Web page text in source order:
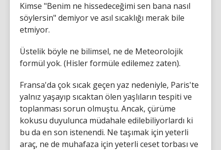
Kimse "Benim ne hissedeceğimi sen bana nasıl
söylersin" demiyor ve asıl sıcaklığı merak bile
etmiyor.
Üstelik böyle ne bilimsel, ne de Meteorolojik
formül yok. (Hisler formüle edilemez zaten).
Fransa'da çok sıcak geçen yaz nedeniyle, Paris'te
yalnız yaşayıp sıcaktan ölen yaşlıların tespiti ve
toplanması sorun olmuştu. Ancak, çürüme
kokusu duyulunca müdahale edilebiliyorlardı ki
bu da en son istenendi. Ne taşımak için yeterli
araç, ne de muhafaza için yeterli ceset torbası ve